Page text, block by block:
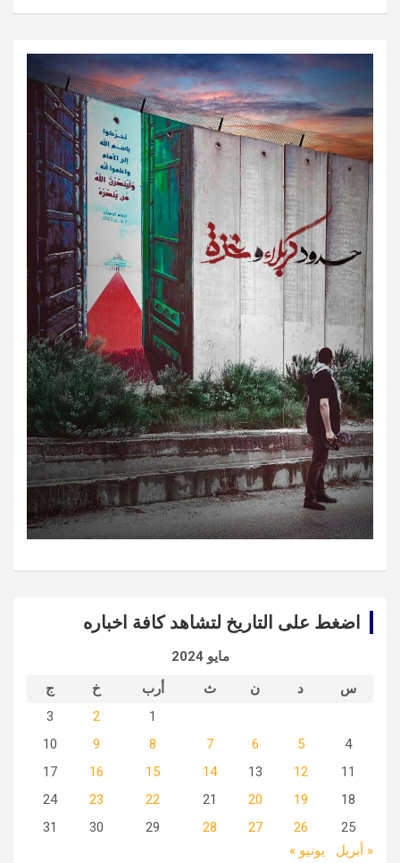
اضغط على التاريخ لتشاهد كافة اخباره
مايو 2024
س
د ن ث أرب خ
ج
1
2
3
4
5
6
7
8
9
10
11
12
13
14
15
16
17
18
19
20
21
22
23
24
25
26
27
28
29
30
31
« أبريل
يونيو »